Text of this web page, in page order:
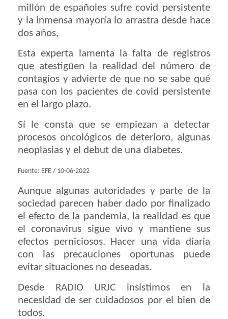
millón de españoles sufre covid persistente
y la inmensa mayoría lo arrastra desde hace
dos años,
Esta experta lamenta la falta de registros
que atestigüen la realidad del número de
contagios y advierte de que no se sabe qué
pasa con los pacientes de covid persistente
en el largo plazo.
Sí le consta que se empiezan a detectar
procesos oncológicos de deterioro, algunas
neoplasias y el debut de una diabetes.
Fuente: EFE / 10-06-2022
Aunque algunas autoridades y parte de la
sociedad parecen haber dado por finalizado
el efecto de la pandemia, la realidad es que
el coronavirus sigue vivo y mantiene sus
efectos perniciosos. Hacer una vida diaria
con las precauciones oportunas puede
evitar situaciones no deseadas.
Desde RADIO URJC insistimos en la
necesidad de ser cuidadosos por el bien de
todos.